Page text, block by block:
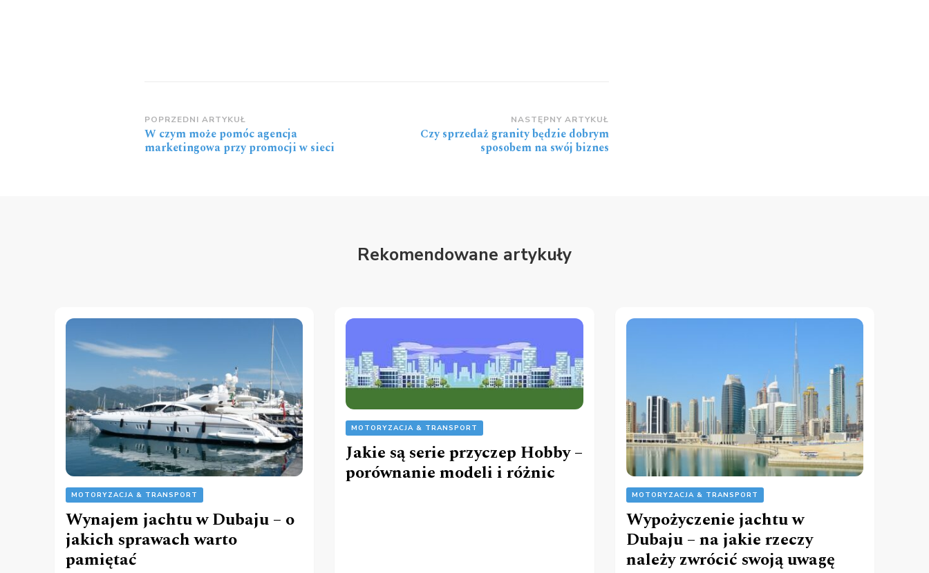
Zobacz
wpisy
POPRZEDNI ARTYKUŁ
W czym może pomóc agencja
marketingowa przy promocji w sieci
NASTĘPNY ARTYKUŁ
Czy sprzedaż granity będzie dobrym
sposobem na swój biznes
Rekomendowane artykuły
MOTORYZACJA & TRANSPORT
Wynajem jachtu w Dubaju – o
jakich sprawach warto
pamiętać
MOTORYZACJA & TRANSPORT
Jakie są serie przyczep Hobby –
porównanie modeli i różnic
MOTORYZACJA & TRANSPORT
Wypożyczenie jachtu w
Dubaju – na jakie rzeczy
należy zwrócić swoją uwagę